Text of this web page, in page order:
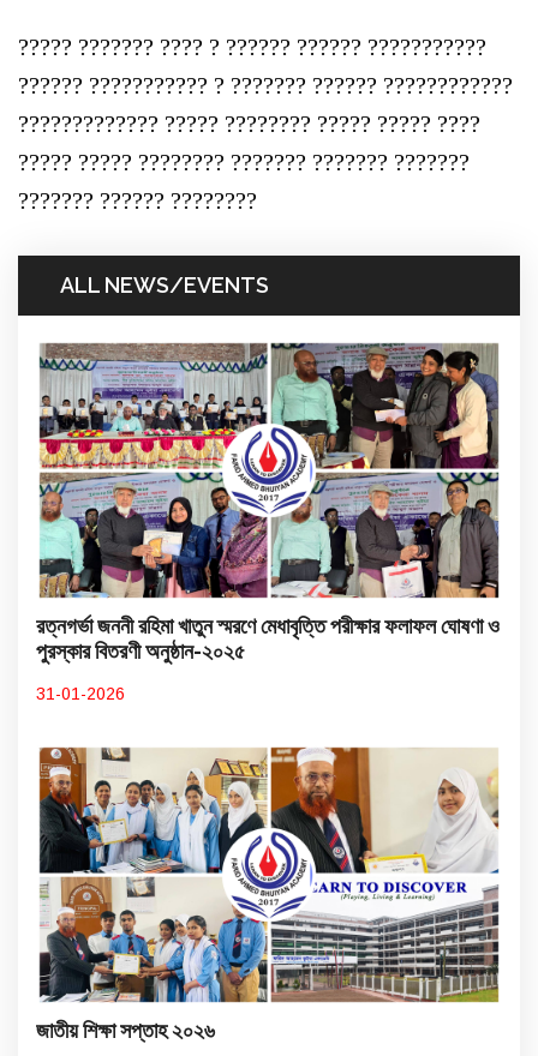
????? ??????? ???? ? ?????? ?????? ???????????
?????? ??????????? ? ??????? ?????? ????????????
????????????? ????? ???????? ????? ????? ????
????? ????? ???????? ??????? ??????? ???????
??????? ?????? ????????
ALL NEWS/EVENTS
রত্নগর্ভা জননী রহিমা খাতুন স্মরণে মেধাবৃত্তি পরীক্ষার ফলাফল ঘোষণা ও
পুরস্কার বিতরণী অনুষ্ঠান-২০২৫
31-01-2026
জাতীয় শিক্ষা সপ্তাহ ২০২৬